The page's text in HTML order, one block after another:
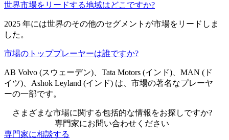
世界市場をリードする地域はどこですか?
2025 年には世界のその他のセグメントが市場をリードしま
した。
市場のトッププレーヤーは誰ですか?
AB Volvo (スウェーデン)、Tata Motors (インド)、MAN (ド
イツ)、Ashok Leyland (インド) は、市場の著名なプレーヤ
ーの一部です。
さまざまな市場に関する包括的な情報をお探しですか?
専門家にお問い合わせください
専門家に相談する